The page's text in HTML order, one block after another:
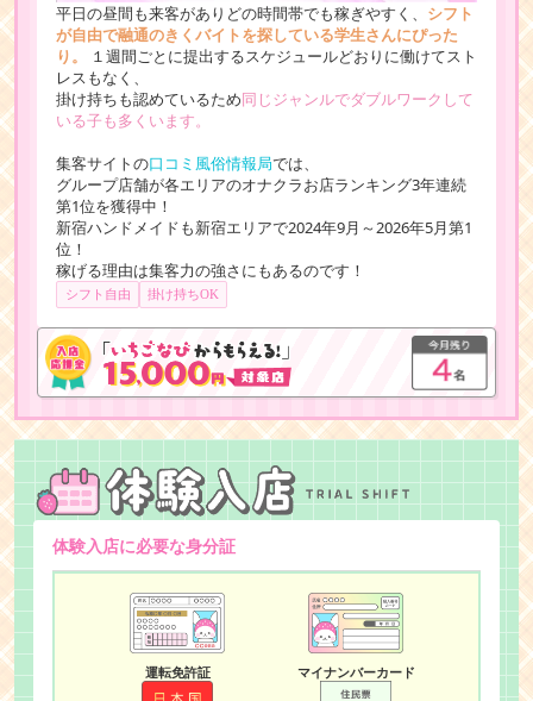
平日の昼間も来客がありどの時間帯でも稼ぎやすく、 シフト
が自由で融通のきくバイトを探している学生さんにぴった
り。
１週間ごとに提出するスケジュールどおりに働けてスト
レスもなく、
掛け持ちも認めているため同じジャンルでダブルワークして
いる子も多くいます。
集客サイトの口コミ風俗情報局では、
グループ店舗が各エリアのオナクラお店ランキング3年連続
第1位を獲得中！
新宿ハンドメイドも新宿エリアで2024年9月～2026年5月第1
位！
稼げる理由は集客力の強さにもあるのです！
シフト自由 掛け持ちOK
体験入店に必要な身分証
運転免許証 マイナンバーカード